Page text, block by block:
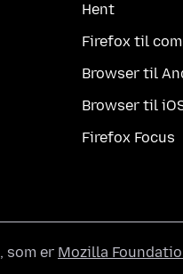
Hent
Firefox til
Browser til
Browser til
Firefox Focus
, som er Mozilla